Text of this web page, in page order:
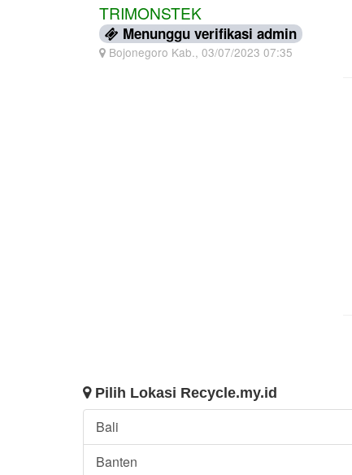
TRIMONSTEK
Menunggu verifikasi admin
Bojonegoro Kab., 03/07/2023 07:35
Pilih Lokasi Recycle.my.id
Bali
Banten